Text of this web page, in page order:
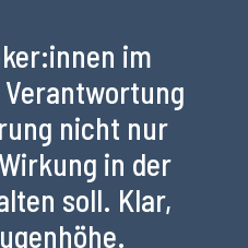
im
nicht nur
in der
soll. Klar,